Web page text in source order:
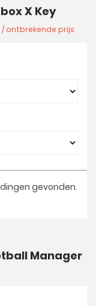
X Key
ontbrekende prijs
gevonden.
Manager